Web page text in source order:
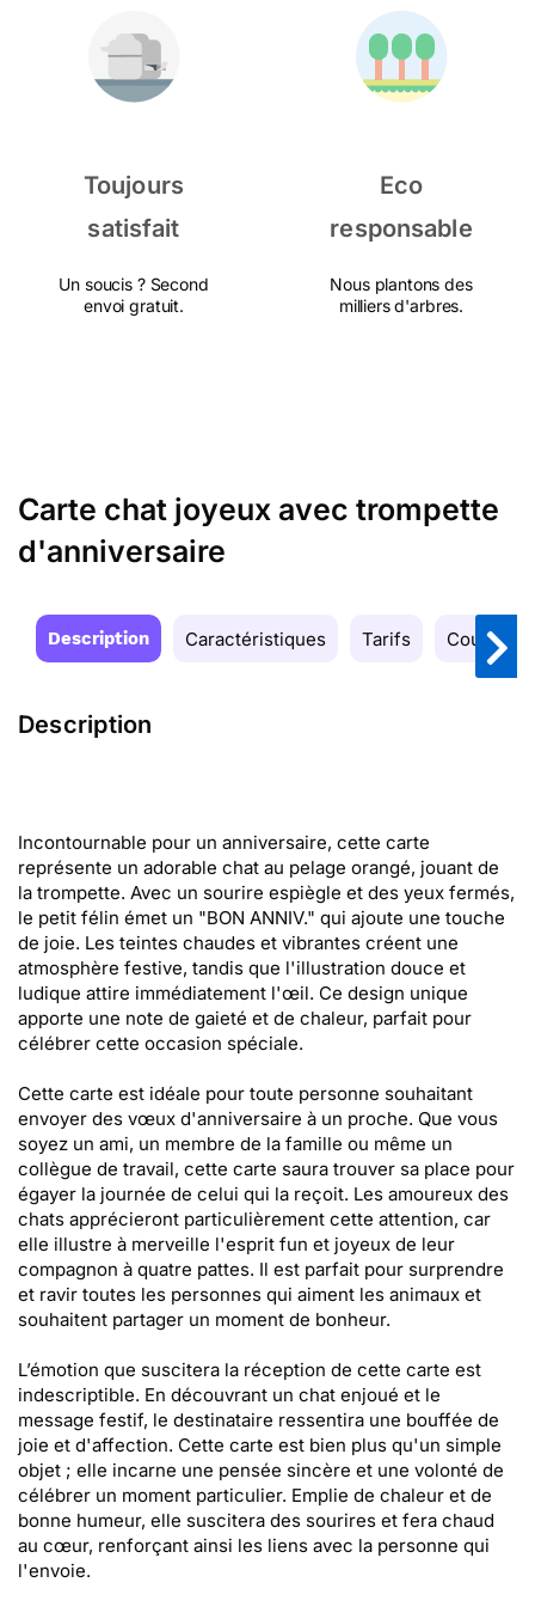
Toujours
satisfait
Un soucis ? Second
envoi gratuit.
Eco
responsable
Nous plantons des
milliers d'arbres.
Carte chat joyeux avec trompette
d'anniversaire
Description Caractéristiques Tarifs Couleurs
Description
Incontournable pour un anniversaire, cette carte
représente un adorable chat au pelage orangé, jouant de
la trompette. Avec un sourire espiègle et des yeux fermés,
le petit félin émet un "BON ANNIV." qui ajoute une touche
de joie. Les teintes chaudes et vibrantes créent une
atmosphère festive, tandis que l'illustration douce et
ludique attire immédiatement l'œil. Ce design unique
apporte une note de gaieté et de chaleur, parfait pour
célébrer cette occasion spéciale.
Cette carte est idéale pour toute personne souhaitant
envoyer des vœux d'anniversaire à un proche. Que vous
soyez un ami, un membre de la famille ou même un
collègue de travail, cette carte saura trouver sa place pour
égayer la journée de celui qui la reçoit. Les amoureux des
chats apprécieront particulièrement cette attention, car
elle illustre à merveille l'esprit fun et joyeux de leur
compagnon à quatre pattes. Il est parfait pour surprendre
et ravir toutes les personnes qui aiment les animaux et
souhaitent partager un moment de bonheur.
L’émotion que suscitera la réception de cette carte est
indescriptible. En découvrant un chat enjoué et le
message festif, le destinataire ressentira une bouffée de
joie et d'affection. Cette carte est bien plus qu'un simple
objet ; elle incarne une pensée sincère et une volonté de
célébrer un moment particulier. Emplie de chaleur et de
bonne humeur, elle suscitera des sourires et fera chaud
au cœur, renforçant ainsi les liens avec la personne qui
l'envoie.